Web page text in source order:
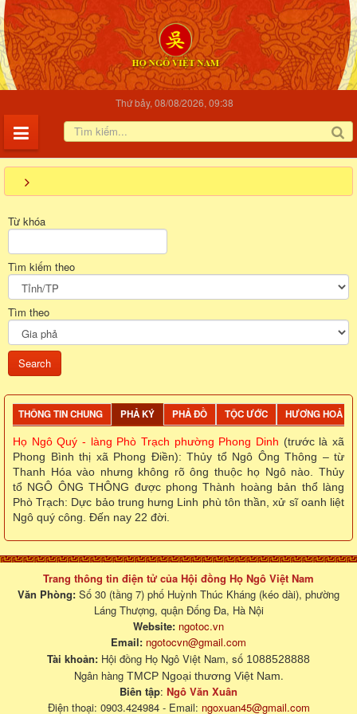
Thứ bảy, 08/08/2026, 09:38
Từ khóa
Tìm kiếm theo
Tìm theo
THÔNG TIN CHUNG PHẢ KÝ PHẢ ĐỒ TỘC ƯỚC HƯƠNG HOẢ
Họ Ngô Quý - làng Phò Trạch phường Phong Dinh (trước là xã
Phong Bình thị xã Phong Điền): Thủy tổ Ngô Ông Thông – từ
Thanh Hóa vào nhưng không rõ ông thuộc họ Ngô nào .Thủy
tổ NGÔ ÔNG THÔNG được phong Thành hoàng bản thổ làng
Phò Trạch: Dực bảo trung hưng Linh phù tôn thần, xử sĩ oanh liệt
Ngô quý công. Đến nay 22 đời.
Trang thông tin điện tử của Hội đồng Họ Ngô Việt Nam
Văn Phòng: Số 30 (tầng 7) phố Huỳnh Thúc Kháng (kéo dài), phường
Láng Thượng, quận Đống Đa, Hà Nội
Website: ngotoc.vn
Email: ngotocvn@gmail.com
Tài khoản: Hội đồng Họ Ngô Việt Nam, số 1088528888
Ngân hàng TMCP Ngoại thương Việt Nam.
Biên tập: Ngô Văn Xuân
Điện thoại: 0903.424984 - Email: ngoxuan45@gmail.com